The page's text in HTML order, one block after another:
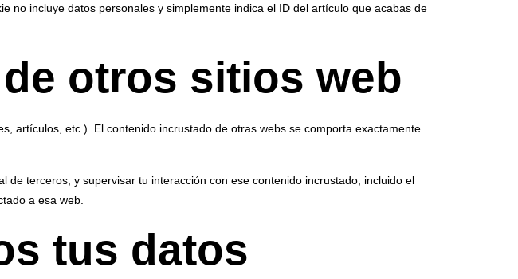
no incluye datos personales y simplemente indica el ID del artículo que acabas de
otros sitios web
artículos, etc.). El contenido incrustado de otras webs se comporta exactamente
terceros, y supervisar tu interacción con ese contenido incrustado, incluido el
a esa web.
tus datos